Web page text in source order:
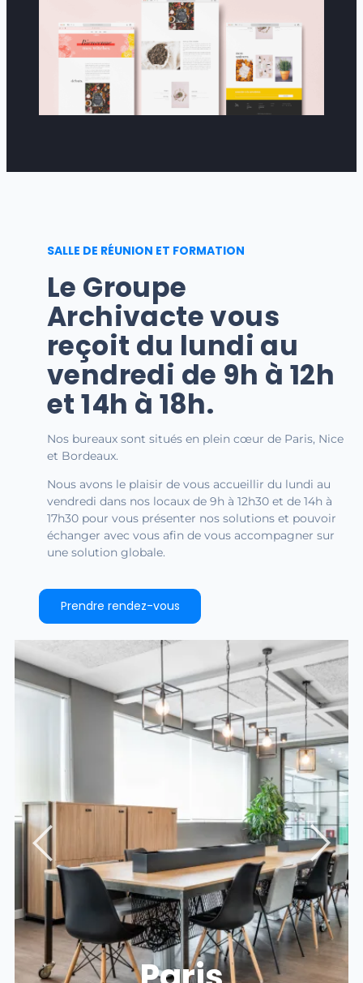
SALLE DE RÉUNION ET FORMATION
Le Groupe
Archivacte vous
reçoit du lundi au
vendredi de 9h à 12h
et 14h à 18h.
Nos bureaux sont situés en plein cœur de Paris, Nice
et Bordeaux.
Nous avons le plaisir de vous accueillir du lundi au
vendredi dans nos locaux de 9h à 12h30 et de 14h à
17h30 pour vous présenter nos solutions et pouvoir
échanger avec vous afin de vous accompagner sur
une solution globale.
Prendre rendez-vous